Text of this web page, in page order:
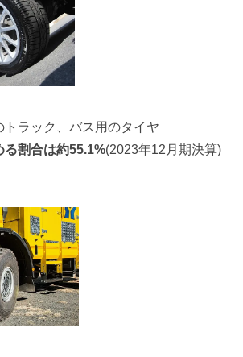
トラック、バス用のタイヤ
る割合は約55.1%(2023年12月期決算)